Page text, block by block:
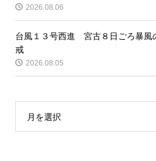
2026.08.06
台風１３号西進 宮古８日ごろ暴
戒
2026.08.05
月を選択